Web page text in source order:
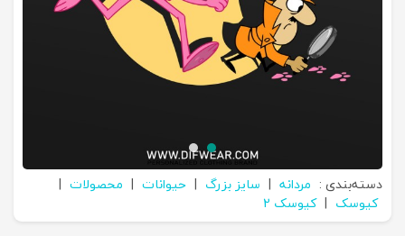
دسته‌بندی : مردانه | سایز بزرگ | حیوانات | محصولات |
کیوسک | کیوسک 2